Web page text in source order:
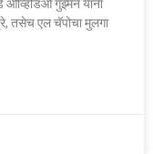
ओव्हिडिओ गुझ्मन यांना
तसेच एल चॅपोचा मुलगा